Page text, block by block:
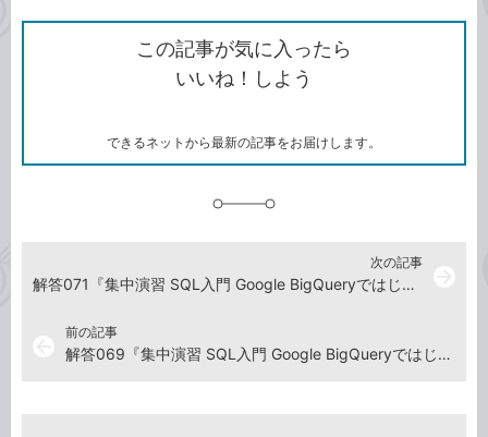
で
シ
ェ
ア
シ
ェ
ア
な
ブ
ッ
ク
ク
ク
を
コ
この記事が気に入ったら
いいね！しよう
できるネットから最新の記事をお届けします。
前の記事
解答069『集中演習 SQL入門 Google BigQueryではじめるビジネスデータ分析』演習ドリル
次の記事
解答071『集中演習 SQL入門 Google BigQueryではじめるビジネスデータ分析』演習ドリル